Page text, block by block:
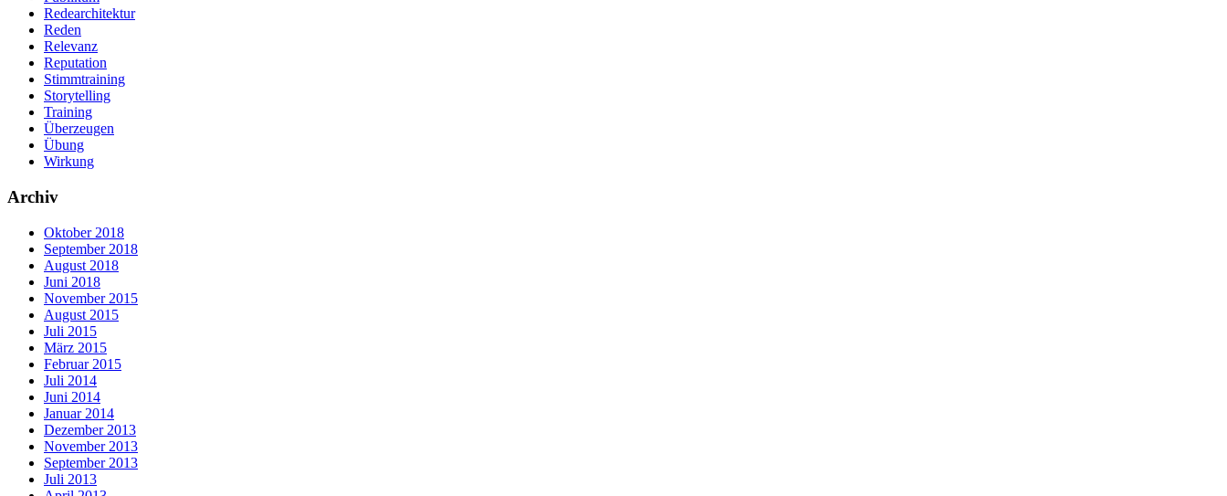
Redearchitektur
Reden
Relevanz
Reputation
Stimmtraining
Storytelling
Training
Überzeugen
Übung
Wirkung
Archiv
Oktober 2018
September 2018
August 2018
Juni 2018
November 2015
August 2015
Juli 2015
März 2015
Februar 2015
Juli 2014
Juni 2014
Januar 2014
Dezember 2013
November 2013
September 2013
Juli 2013